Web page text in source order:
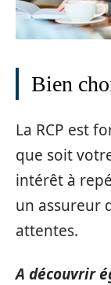
Bien
La RCP est
que soit
intérêt à
un assureur
attentes.
A découvrir